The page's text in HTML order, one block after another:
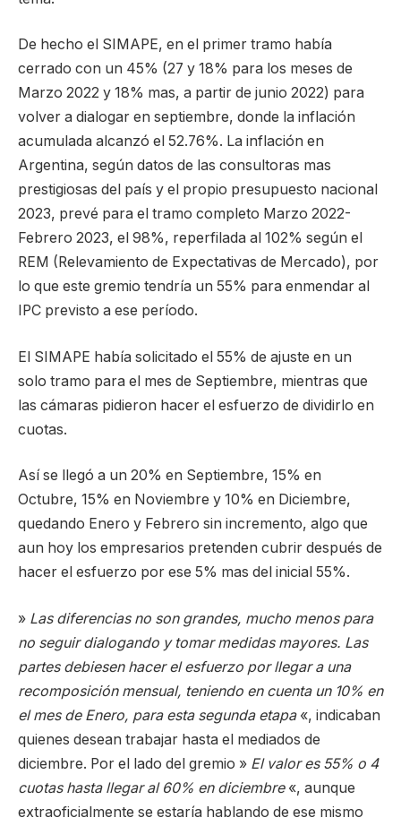
De hecho el SIMAPE, en el primer tramo había
cerrado con un 45% (27 y 18% para los meses de
Marzo 2022 y 18% mas, a partir de junio 2022) para
volver a dialogar en septiembre, donde la inflación
acumulada alcanzó el 52.76%. La inflación en
Argentina, según datos de las consultoras mas
prestigiosas del país y el propio presupuesto nacional
2023, prevé para el tramo completo Marzo 2022-
Febrero 2023, el 98%, reperfilada al 102% según el
REM (Relevamiento de Expectativas de Mercado), por
lo que este gremio tendría un 55% para enmendar al
IPC previsto a ese período.
El SIMAPE había solicitado el 55% de ajuste en un
solo tramo para el mes de Septiembre, mientras que
las cámaras pidieron hacer el esfuerzo de dividirlo en
cuotas.
Así se llegó a un 20% en Septiembre, 15% en
Octubre, 15% en Noviembre y 10% en Diciembre,
quedando Enero y Febrero sin incremento, algo que
aun hoy los empresarios pretenden cubrir después de
hacer el esfuerzo por ese 5% mas del inicial 55%.
» Las diferencias no son grandes, mucho menos para
no seguir dialogando y tomar medidas mayores. Las
partes debiesen hacer el esfuerzo por llegar a una
recomposición mensual, teniendo en cuenta un 10% en
el mes de Enero, para esta segunda etapa«, indicaban
quienes desean trabajar hasta el mediados de
diciembre. Por el lado del gremio » El valor es 55% o 4
cuotas hasta llegar al 60% en diciembre«, aunque
extraoficialmente se estaría hablando de ese mismo